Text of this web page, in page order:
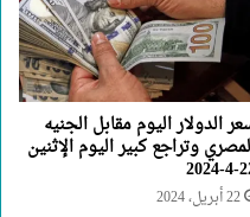
الدولار اليوم مقابل الجنيه
وتراجع كبير اليوم الإثنين
22-
22 أبريل، 2024